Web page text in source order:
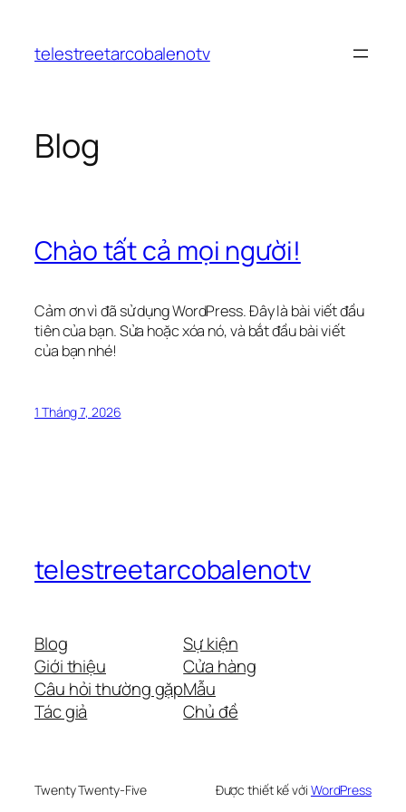
phầntelestreetarcobalenotv
Blog
Chào tất cả mọi người!
Cảm ơn vì đã sử dụng WordPress. Đây là bài viết đầu
tiên của bạn. Sửa hoặc xóa nó, và bắt đầu bài viết
của bạn nhé!
1 Tháng 7, 2026
telestreetarcobalenotv
Blog
Giới thiệu
Câu hỏi thường gặp
Tác giả
Sự kiện
Cửa hàng
Mẫu
Chủ đề
Twenty Twenty-Five Được thiết kế với WordPress